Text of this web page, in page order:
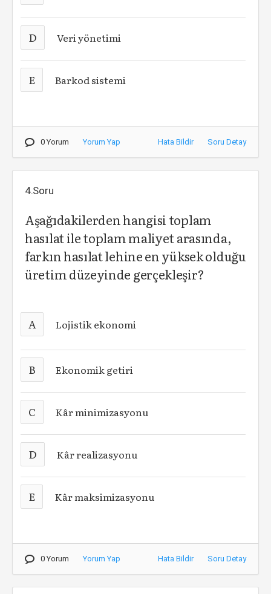
D Veri yönetimi
E Barkod sistemi
0 Yorum Yorum Yap Hata Bildir Soru Detay
4.Soru
Aşağıdakilerden hangisi toplam
hasılat ile toplam maliyet arasında,
farkın hasılat lehine en yüksek olduğu
üretim düzeyinde gerçekleşir?
A Lojistik ekonomi
B Ekonomik getiri
C Kâr minimizasyonu
D Kâr realizasyonu
E Kâr maksimizasyonu
0 Yorum Yorum Yap Hata Bildir Soru Detay